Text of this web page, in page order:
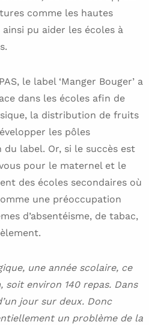
comme les hautes
pu aider les écoles à
le label ‘Manger Bouger’ a
dans les écoles afin de
la distribution de fruits
les pôles
du label. Or, si le succès est
pour le maternel et le
des écoles secondaires où
une préoccupation
d’absentéisme, de tabac,
une année scolaire, ce
soit environ 140 repas. Dans
jour sur deux. Donc
un problème de la